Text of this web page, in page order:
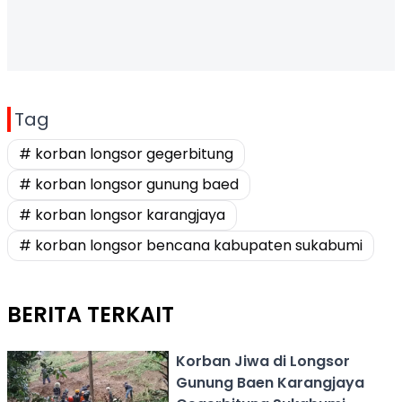
Tag
# korban longsor gegerbitung
# korban longsor gunung baed
# korban longsor karangjaya
# korban longsor bencana kabupaten sukabumi
BERITA TERKAIT
Korban Jiwa di Longsor
Gunung Baen Karangjaya